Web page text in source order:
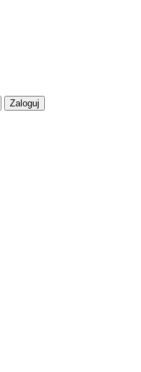
Zaloguj